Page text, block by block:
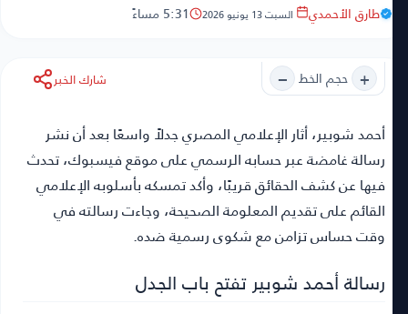
طارق الأحمدي السبت 13 يونيو 2026 5:31 مساءً
+ حجم الخط − شارك الخبر
أحمد شوبير، أثار الإعلامي المصري جدلاً واسعًا بعد أن نشر
رسالة غامضة عبر حسابه الرسمي على موقع فيسبوك، تحدث
فيها عن كشف الحقائق قريبًا، وأكد تمسكه بأسلوبه الإعلامي
القائم على تقديم المعلومة الصحيحة، وجاءت رسالته في
وقت حساس تزامن مع شكوى رسمية ضده.
رسالة أحمد شوبير تفتح باب الجدل